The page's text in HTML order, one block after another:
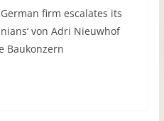
firm escalates its
von Adri Nieuwhof
Baukonzern